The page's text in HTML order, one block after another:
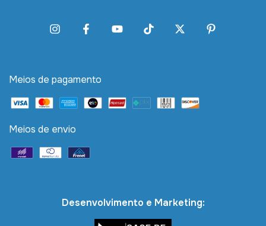
Meios de pagamento
Meios de envio
Desenvolvimento e Marketing: